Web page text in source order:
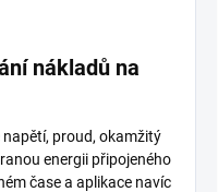
nákladů na
proud, okamžitý
energii připojeného
čase a aplikace navíc